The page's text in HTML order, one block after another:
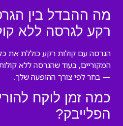
מה ההבדל בין
רקע לגרסה ללא
הגרסה עם קולות רקע כוללת את
המקוריים, בעוד שהגרסה ללא
— בחר לפי צורך ההופעה שלך.
כמה זמן לוקח
הפלייבק?